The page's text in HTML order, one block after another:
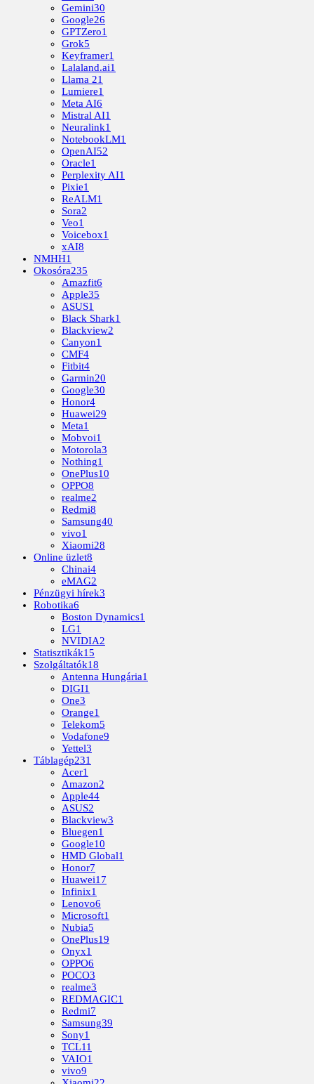
Gemini30
Google26
GPTZero1
Grok5
Keyframer1
Lalaland.ai1
Llama 21
Lumiere1
Meta AI6
Mistral AI1
Neuralink1
NotebookLM1
OpenAI52
Oracle1
Perplexity AI1
Pixie1
ReALM1
Sora2
Veo1
Voicebox1
xAI8
NMHH1
Okosóra235
Amazfit6
Apple35
ASUS1
Black Shark1
Blackview2
Canyon1
CMF4
Fitbit4
Garmin20
Google30
Honor4
Huawei29
Meta1
Mobvoi1
Motorola3
Nothing1
OnePlus10
OPPO8
realme2
Redmi8
Samsung40
vivo1
Xiaomi28
Online üzlet8
Chinai4
eMAG2
Pénzügyi hírek3
Robotika6
Boston Dynamics1
LG1
NVIDIA2
Statisztikák15
Szolgáltatók18
Antenna Hungária1
DIGI1
One3
Orange1
Telekom5
Vodafone9
Yettel3
Táblagép231
Acer1
Amazon2
Apple44
ASUS2
Blackview3
Bluegen1
Google10
HMD Global1
Honor7
Huawei17
Infinix1
Lenovo6
Microsoft1
Nubia5
OnePlus19
Onyx1
OPPO6
POCO3
realme3
REDMAGIC1
Redmi7
Samsung39
Sony1
TCL11
VAIO1
vivo9